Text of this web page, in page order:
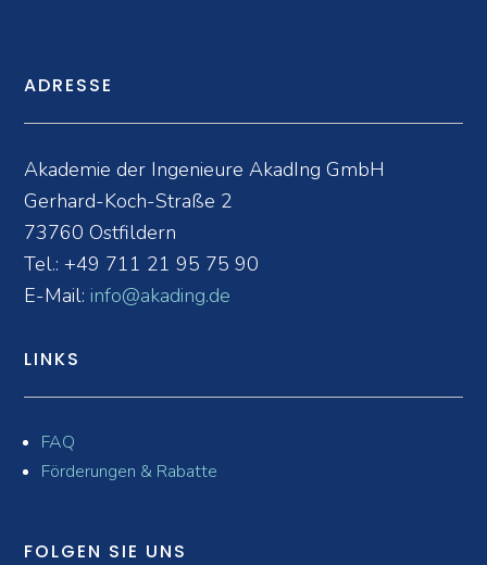
ADRESSE
Akademie der Ingenieure AkadIng GmbH
Gerhard-Koch-Straße 2
73760 Ostfildern
Tel.: +49 711 21 95 75 90
E-Mail: info@akading.de
LINKS
FAQ
Förderungen & Rabatte
FOLGEN SIE UNS